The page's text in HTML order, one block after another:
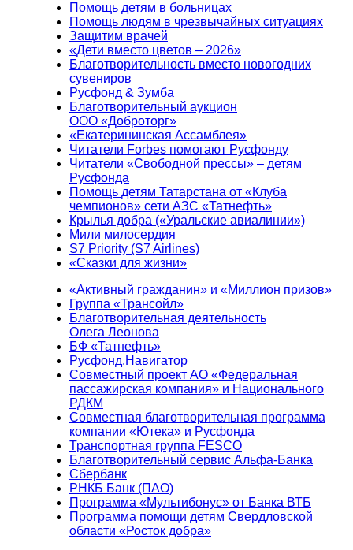
Помощь детям в больницах
Помощь людям в чрезвычайных ситуациях
Защитим врачей
«Дети вместо цветов – 2026»
Благотворительность вместо новогодних
сувениров
Русфонд & Зумба
Благотворительный аукцион
ООО «Доброторг»
«Екатерининская Ассамблея»
Читатели Forbes помогают Русфонду
Читатели «Свободной прессы» – детям
Русфонда
Помощь детям Татарстана от «Клуба
чемпионов» сети АЗС «Татнефть»
Крылья добра («Уральские авиалинии»)
Мили милосердия
S7 Priority (S7 Airlines)
«Сказки для жизни»
«Активный гражданин» и «Миллион призов»
Группа «Трансойл»
Благотворительная деятельность
Олега Леонова
БФ «Татнефть»
Русфонд.Навигатор
Совместный проект АО «Федеральная
пассажирская компания» и Национального
РДКМ
Совместная благотворительная программа
компании «Ютека» и Русфонда
Транспортная группа FESCO
Благотворительный сервис Альфа-Банка
Сбербанк
РНКБ Банк (ПАО)
Программа «Мультибонус» от Банка ВТБ
Программа помощи детям Свердловской
области «Росток добра»